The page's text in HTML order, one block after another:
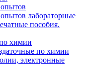
лабораторные
пособия.
химии
по химии
электронные